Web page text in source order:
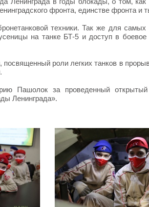
фронта, единстве фронта и
техники. Так же для самых
на танке БТ-5 и доступ в боевое
посвященный роли легких танков в
Пашолок за проведенный
Ленинграда».